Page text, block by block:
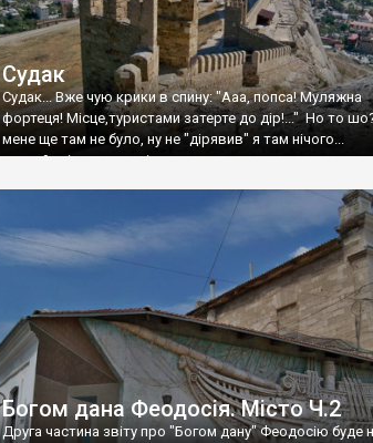
Судак
Судак... Вже чую крики в спину: "Ааа, попса! Муляжна
фортеця! Місце,туристами затерте до дір!..." Но то
мене ще там не було, ну не "дірявив" я там нічого...
принаймні до цього літа.
Богом дана Феодосія. Місто Ч.2
Друга частина звіту про "Богом дану" Феодосію буде